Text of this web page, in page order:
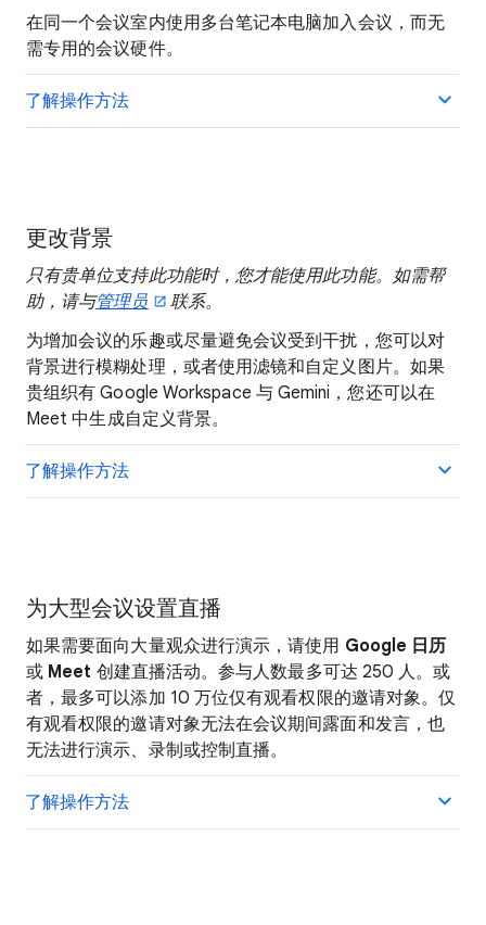
在同一个会议室内使用多台笔记本电脑加入会议，而无
需专用的会议硬件。
了解操作方法
更改背景
只有贵单位支持此功能时，您才能使用此功能。如需帮
助，请与管理员
联系。
为增加会议的乐趣或尽量避免会议受到干扰，您可以对
背景进行模糊处理，或者使用滤镜和自定义图片。如果
贵组织有 Google Workspace 与 Gemini，您还可以在
Meet 中生成自定义背景。
了解操作方法
为大型会议设置直播
如果需要面向大量观众进行演示，请使用 Google 日历
或 Meet 创建直播活动。参与人数最多可达 250 人。或
者，最多可以添加 10 万位仅有观看权限的邀请对象。仅
有观看权限的邀请对象无法在会议期间露面和发言，也
无法进行演示、录制或控制直播。
了解操作方法